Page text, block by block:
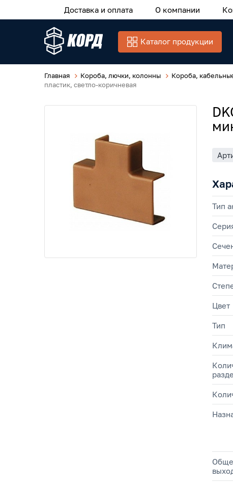
Доставка и оплата О компании
Каталог продукции
Главная Короба, лючки, колонны Короба,
пластик, светло-коричневая
Тип
Цвет
Тип